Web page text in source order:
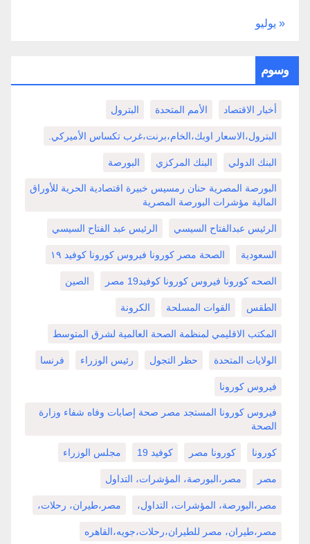
« يوليو
وسوم
أخبار الاقتصاد الأمم المتحدة البترول
البترول،الاسعار اوبك،الخام،برنت،غرب تكساس الأميركي.
البنك الدولي البنك المركزي البورصة
البورصة المصرية حنان رمسيس خبيرة اقتصادية الحرية للأوراق
المالية مؤشرات البورصة المصرية
الرئيس عبدالفتاح السيسي الرئيس عبد الفتاح السيسي
السعودية الصحة مصر كورونا فيروس كورونا كوفيد ١٩
الصحه كورونا فيروس كورونا كوفيد19 مصر الصين
الطقس القوات المسلحة الكرونة
المكتب الاقليمي لمنظمة الصحة العالمية لشرق المتوسط
الولايات المتحدة حظر التجول رئيس الوزراء فرنسا
فيروس كورونا
فيروس كورونا المستجد مصر صحة إصابات وفاه شفاء وزارة
الصحة
كورونا كورونا مصر كوفيد 19 مجلس الوزراء
مصر مصر،البورصة، المؤشرات، التداول
مصر،البورصة، المؤشرات، التداول، مصر،طيران، رحلات،
مصر،طيران، مصر للطيران،رحلات،جويه،القاهره